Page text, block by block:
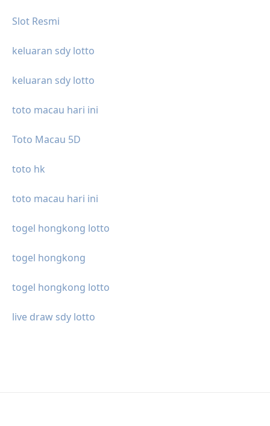
Slot Resmi
keluaran sdy lotto
keluaran sdy lotto
toto macau hari ini
Toto Macau 5D
toto hk
toto macau hari ini
togel hongkong lotto
togel hongkong
togel hongkong lotto
live draw sdy lotto